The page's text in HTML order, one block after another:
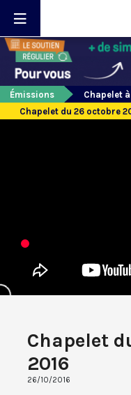
Émissions
Chapelet
Chapelet du 26 octobre
Chapelet
2016
26/10/2016